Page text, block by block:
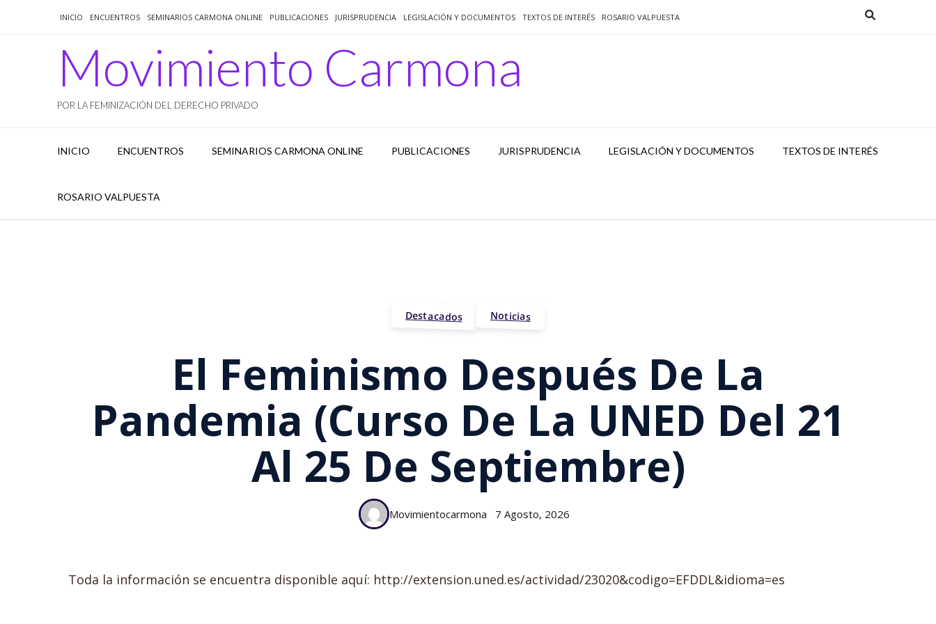
INICIO ENCUENTROS SEMINARIOS CARMONA ONLINE PUBLICACIONES JURISPRUDENCIA LEGISLACIÓN Y DOCUMENTOS TEXTOS DE INTERÉS ROSARIO VALPUESTA
Movimiento Carmona
POR LA FEMINIZACIÓN DEL DERECHO PRIVADO
INICIO ENCUENTROS SEMINARIOS CARMONA ONLINE PUBLICACIONES JURISPRUDENCIA LEGISLACIÓN Y DOCUMENTOS TEXTOS DE INTERÉS
ROSARIO VALPUESTA
Destacados Noticias
El Feminismo Después De La
Pandemia (curso De La UNED Del 21
Al 25 De Septiembre)
Movimientocarmona 7 Agosto, 2026
Toda la información se encuentra disponible aquí: http://extension.uned.es/actividad/23020&codigo=EFDDL&idioma=es